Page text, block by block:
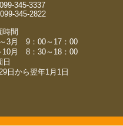
345-3337
345-2822
時間
3月 9：00～17：00
10月 8：30～18：00
日
日から翌年1月1日